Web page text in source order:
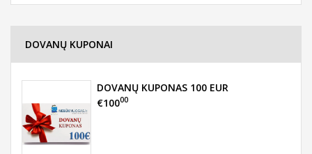
DOVANŲ KUPONAI
DOVANŲ KUPONAS 100 EUR
€10000